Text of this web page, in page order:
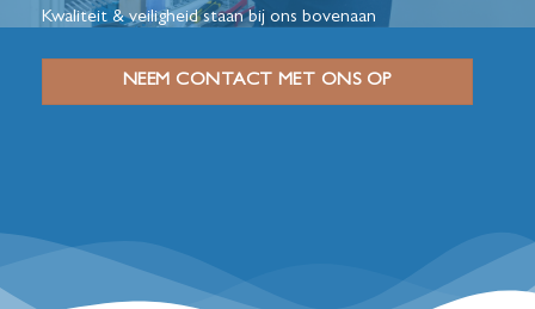
Kwaliteit & veiligheid staan bij ons bovenaan
NEEM CONTACT MET ONS OP